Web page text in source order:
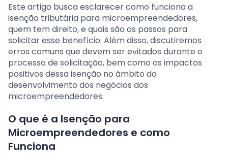
Este artigo busca esclarecer como funciona a
isenção tributária para microempreendedores,
quem tem direito, e quais são os passos para
solicitar esse benefício. Além disso, discutiremos
erros comuns que devem ser evitados durante o
processo de solicitação, bem como os impactos
positivos dessa isenção no âmbito do
desenvolvimento dos negócios dos
microempreendedores.
O que é a Isenção para
Microempreendedores e como
Funciona